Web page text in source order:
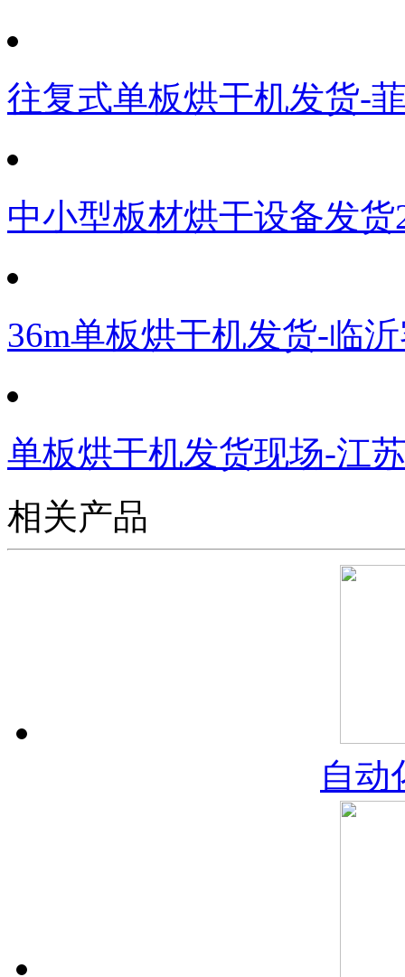
往复式单板烘干机发货-
中小型板材烘干设备发货
36m单板烘干机发货-临
单板烘干机发货现场-江
相关产品
自动